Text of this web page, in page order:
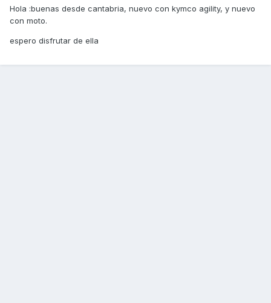
Hola :buenas desde cantabria, nuevo con kymco agility, y nuevo
con moto.
espero disfrutar de ella